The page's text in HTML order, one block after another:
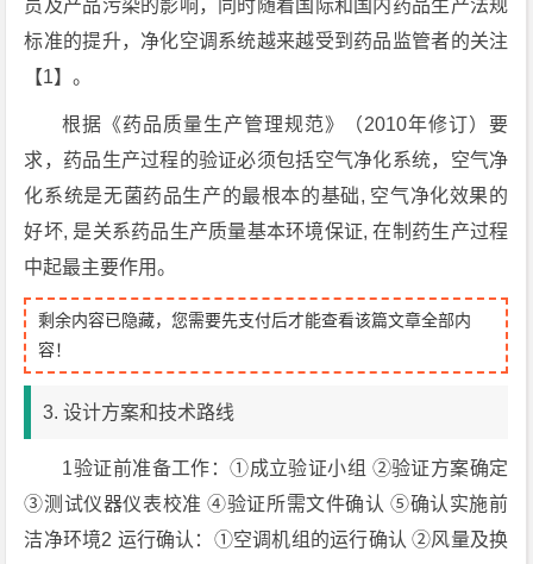
员及产品污染的影响，同时随着国际和国内药品生产法规
标准的提升，净化空调系统越来越受到药品监管者的关注
【1】。
根据《药品质量生产管理规范》（2010年修订）要
求，药品生产过程的验证必须包括空气净化系统，空气净
化系统是无菌药品生产的最根本的基础, 空气净化效果的
好坏, 是关系药品生产质量基本环境保证, 在制药生产过程
中起最主要作用。
剩余内容已隐藏，您需要先支付后才能查看该篇文章全部内
容！
3. 设计方案和技术路线
1验证前准备工作：①成立验证小组 ②验证方案确定
③测试仪器仪表校准 ④验证所需文件确认 ⑤确认实施前
洁净环境2 运行确认：①空调机组的运行确认 ②风量及换